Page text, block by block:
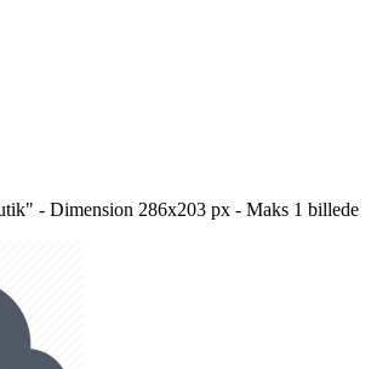
- Dimension 286x203 px - Maks 1 billede